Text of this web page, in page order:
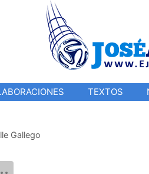
TEXTOS
Gallego